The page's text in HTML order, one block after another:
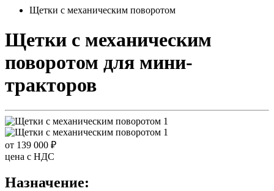
Щетки с механическим поворотом
Щетки с механическим
поворотом для мини-
тракторов
от 139 000 ₽
цена c НДС
Назначение: